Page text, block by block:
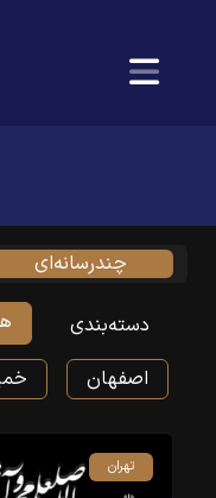
چند‌رسانه‌‌ای
دسته‌بندی
اصفهان
تهران